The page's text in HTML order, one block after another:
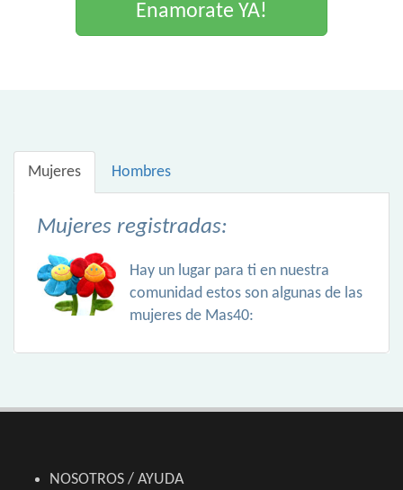
Enamorate YA!
Mujeres Hombres
Mujeres registradas:
Hay un lugar para ti en nuestra
comunidad estos son algunas de las
mujeres de Mas40:
NOSOTROS / AYUDA